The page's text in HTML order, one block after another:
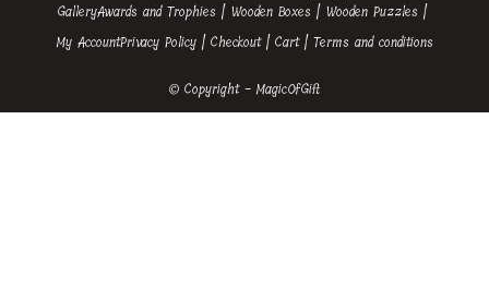
GalleryAwards and Trophies Wooden Boxes
Wooden Puzzles
My AccountPrivacy Policy Checkout Cart Terms and conditions
© Copyright - MagicOfGift